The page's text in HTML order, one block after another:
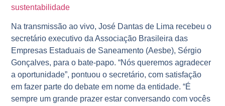
sustentabilidade
Na transmissão ao vivo, José Dantas de Lima recebeu o
secretário executivo da Associação Brasileira das
Empresas Estaduais de Saneamento (Aesbe), Sérgio
Gonçalves, para o bate-papo. “Nós queremos agradecer
a oportunidade”, pontuou o secretário, com satisfação
em fazer parte do debate em nome da entidade. “É
sempre um grande prazer estar conversando com vocês